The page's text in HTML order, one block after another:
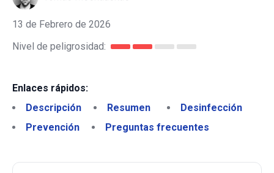
13 de Febrero de 2026
Nivel de peligrosidad:
Enlaces rápidos:
Descripción
Resumen
Desinfección
Prevención
Preguntas frecuentes